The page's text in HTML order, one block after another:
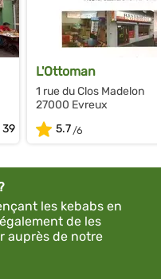
39
L'Ottoman
1 rue du Clos Madelon
27000 Evreux
5.7
les kebabs en
de les
auprès de notre